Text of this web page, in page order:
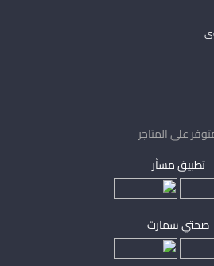
على المتاجر
تطبيق مساْر
صحتي سمارت